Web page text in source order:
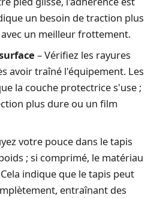
un besoin de traction plus
un meilleur frottement.
– Vérifiez les rayures
avoir traîné l'équipement. Les
la couche protectrice s'use ;
plus dure ou un film
votre pouce dans le tapis
; si comprimé, le matériau
indique que le tapis peut
entraînant des